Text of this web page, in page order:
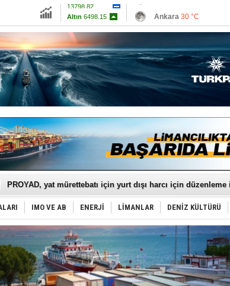
Euro54.9493
Ankara 30 °C
Antalya28 °C
Muğla 26 °C
Çanakkale 32 °C
İTU AUV, Dünya’da 2. oldu!
PROYAD, yat mürettebatı için yurt dışı harcı için
Türkiye-Irak enerji hattında yeni dönem başlıyor
Türk Armatöre 'Uyuşturucu' tutuklaması!
Deniz turizminde yeni ‘Ceza Rejimi’!
DÖDER, 28. Dönem Yönetim Kurulu Başkanını seçti!
Fairline, Türkiye’de ‘SoleMarin’i seçti
Baltık Denizi'nde tarih yazıldı!
Runit kubbesi okyanusun derinliklerinde halkı tehdit ediyor
Limana dadandılar, 10 tekneyi soydular!
Türk Loydu’na Süveyş tonaj yetkisi
IMO VE AB ENERJİ LİMANLAR DENİZ KÜLTÜRÜ